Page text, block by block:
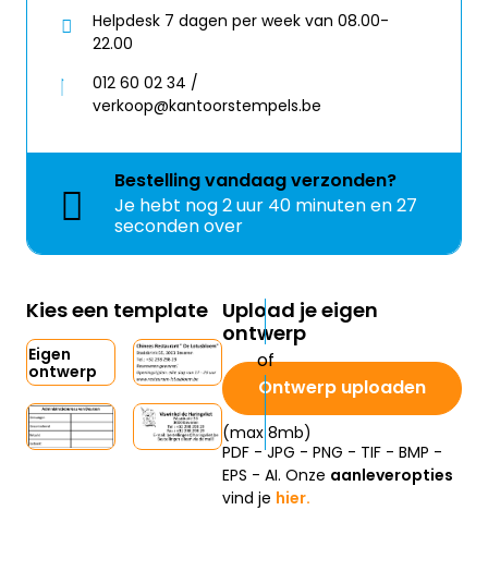
Helpdesk 7 dagen per week van 08.00-
22.00
012 60 02 34 /
verkoop@kantoorstempels.be
Bestellingvandaagverzonden?
Je hebt nog2 uur 40 minuten en 27
seconden over
Kies een template
Eigen
ontwerp
Upload je eigen
ontwerp
Ontwerp uploaden
(max 8mb)
PDF - JPG - PNG - TIF - BMP -
EPS - AI. Onze aanleveropties
vind je hier.